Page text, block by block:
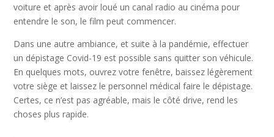
voiture et après avoir loué un canal radio au cinéma pour
entendre le son, le film peut commencer.
Dans une autre ambiance, et suite à la pandémie, effectuer
un dépistage Covid-19 est possible sans quitter son véhicule.
En quelques mots, ouvrez votre fenêtre, baissez légèrement
votre siège et laissez le personnel médical faire le dépistage.
Certes, ce n’est pas agréable, mais le côté drive, rend les
choses plus rapide.